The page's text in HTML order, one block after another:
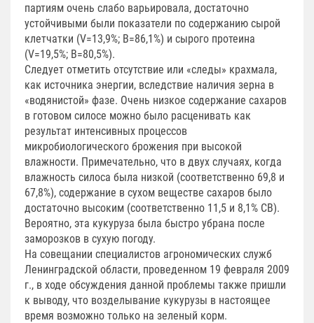
партиям очень слабо варьировала, достаточно
устойчивыми были показатели по содержанию сырой
клетчатки (V=13,9%; В=86,1%) и сырого протеина
(V=19,5%; В=80,5%).
Следует отметить отсутствие или «следы» крахмала,
как источника энергии, вследствие наличия зерна в
«водянистой» фазе. Очень низкое содержание сахаров
в готовом силосе можно было расценивать как
результат интенсивных процессов
микробиологического брожения при высокой
влажности. Примечательно, что в двух случаях, когда
влажность силоса была низкой (соответственно 69,8 и
67,8%), содержание в сухом веществе сахаров было
достаточно высоким (соответственно 11,5 и 8,1% СВ).
Вероятно, эта кукуруза была быстро убрана после
заморозков в сухую погоду.
На совещании специалистов агрономических служб
Ленинградской области, проведенном 19 февраля 2009
г., в ходе обсуждения данной проблемы также пришли
к выводу, что возделывание кукурузы в настоящее
время возможно только на зеленый корм.